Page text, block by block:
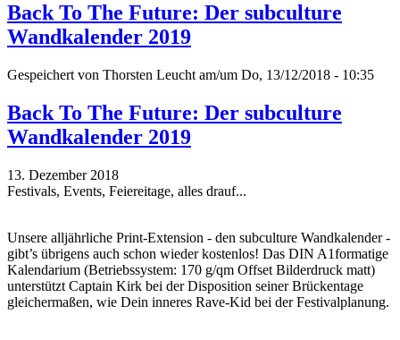
Back To The Future: Der subculture
Wandkalender 2019
Gespeichert von Thorsten Leucht am/um Do, 13/12/2018 - 10:35
Back To The Future: Der subculture
Wandkalender 2019
13. Dezember 2018
Festivals, Events, Feiereitage, alles drauf...
Unsere alljährliche Print-Extension - den subculture Wandkalender -
gibt’s übrigens auch schon wieder kostenlos! Das DIN A1formatige
Kalendarium (Betriebssystem: 170 g/qm Offset Bilderdruck matt)
unterstützt Captain Kirk bei der Disposition seiner Brückentage
gleichermaßen, wie Dein inneres Rave-Kid bei der Festivalplanung.